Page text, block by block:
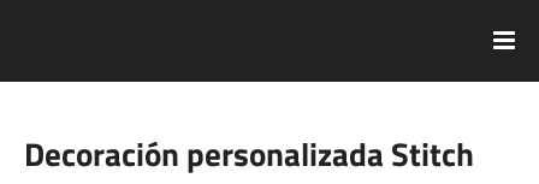
Decoración personalizada Stitch